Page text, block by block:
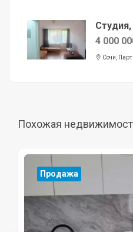
Студия,
4 000
Сочи,
Похожая
Продажа